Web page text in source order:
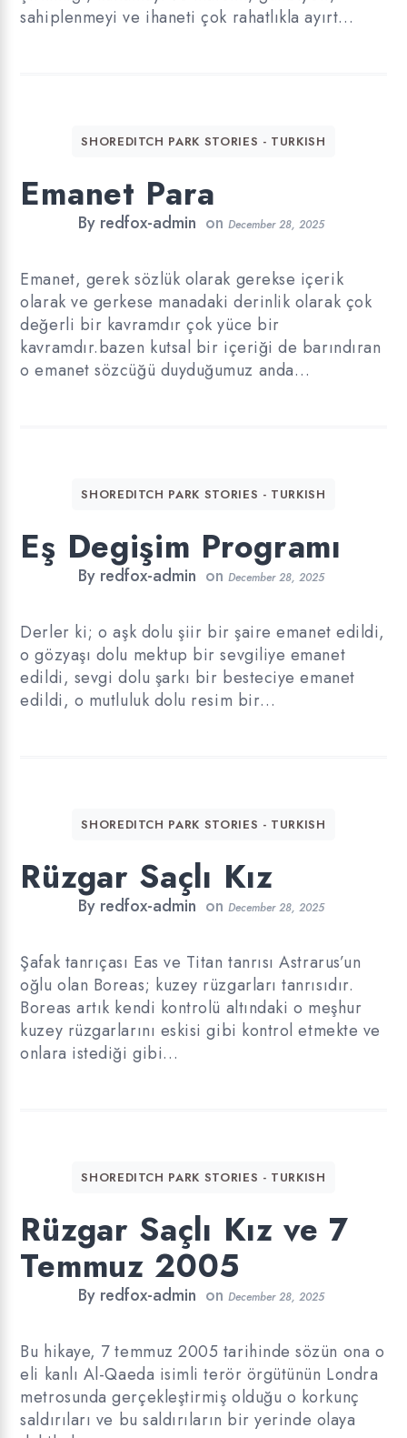
sahiplenmeyi ve ihaneti çok rahatlıkla ayırt…
SHOREDITCH PARK STORIES - TURKISH
Emanet Para
By redfox-admin on December 28, 2025
Emanet, gerek sözlük olarak gerekse içerik
olarak ve gerkese manadaki derinlik olarak çok
değerli bir kavramdır çok yüce bir
kavramdır.bazen kutsal bir içeriği de barındıran
o emanet sözcüğü duyduğumuz anda…
SHOREDITCH PARK STORIES - TURKISH
Eş Degişim Programı
By redfox-admin on December 28, 2025
Derler ki; o aşk dolu şiir bir şaire emanet edildi,
o gözyaşı dolu mektup bir sevgiliye emanet
edildi, sevgi dolu şarkı bir besteciye emanet
edildi, o mutluluk dolu resim bir…
SHOREDITCH PARK STORIES - TURKISH
Rüzgar Saçlı Kız
By redfox-admin on December 28, 2025
Şafak tanrıçası Eas ve Titan tanrısı Astrarus’un
oğlu olan Boreas; kuzey rüzgarları tanrısıdır.
Boreas artık kendi kontrolü altındaki o meşhur
kuzey rüzgarlarını eskisi gibi kontrol etmekte ve
onlara istediği gibi…
SHOREDITCH PARK STORIES - TURKISH
Rüzgar Saçlı Kız ve 7
Temmuz 2005
By redfox-admin on December 28, 2025
Bu hikaye, 7 temmuz 2005 tarihinde sözün ona o
eli kanlı Al-Qaeda isimli terör örgütünün Londra
metrosunda gerçekleştirmiş olduğu o korkunç
saldırıları ve bu saldırıların bir yerinde olaya